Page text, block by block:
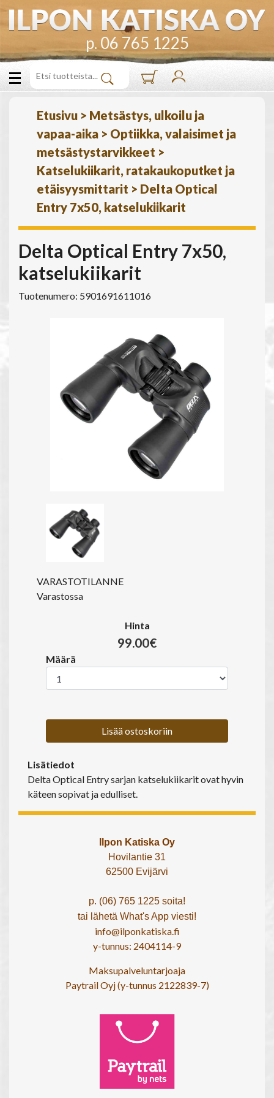
p. 06 765 1225
Etusivu > Metsästys, ulkoilu ja
vapaa-aika > Optiikka, valaisimet ja
metsästystarvikkeet >
Katselukiikarit, ratakaukoputket ja
etäisyysmittarit > Delta Optical
Entry 7x50, katselukiikarit
Delta Optical Entry 7x50,
katselukiikarit
Tuotenumero: 5901691611016
VARASTOTILANNE
Varastossa
Hinta
99.00€
Määrä
Lisää ostoskoriin
Lisätiedot
Delta Optical Entry sarjan katselukiikarit ovat hyvin
käteen sopivat ja edulliset.
Ilpon Katiska Oy
Hovilantie 31
62500 Evijärvi
p. (06) 765 1225 soita!
tai lähetä What's App viesti!
info@ilponkatiska.fi
y-tunnus: 2404114-9
Maksupalveluntarjoaja
Paytrail Oyj (y-tunnus 2122839-7)